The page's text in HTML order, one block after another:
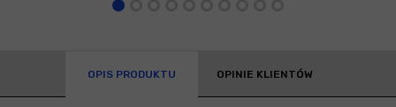
OPIS PRODUKTU OPINIE KLIENTÓW